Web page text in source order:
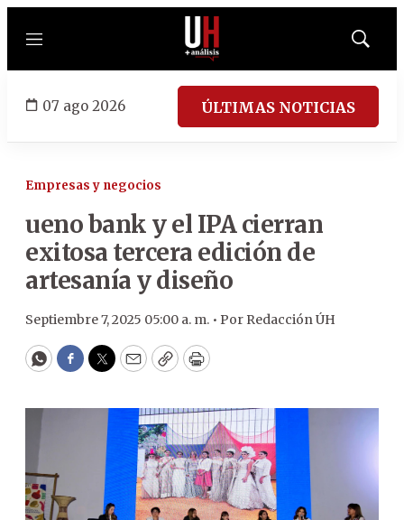
Menú
Mostrar
07 ago 2026 ÚLTIMAS NOTICIAS
Empresas y negocios
ueno bank y el IPA cierran
exitosa tercera edición de
artesanía y diseño
Septiembre 7, 2025 05:00 a. m. • Por Redacción ÚH
WhatsApp
Facebook
Twitter
EmailCopyPrint